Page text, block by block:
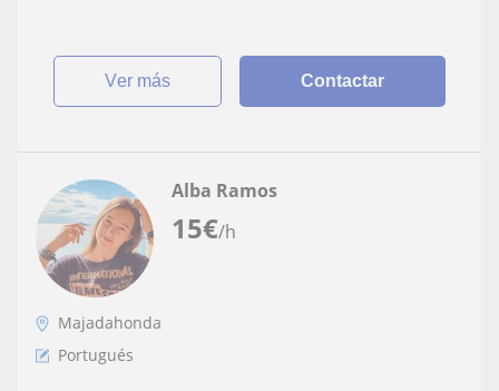
ver más Contactar
15€/h
Alba Ramos
Majadahonda
Portugués